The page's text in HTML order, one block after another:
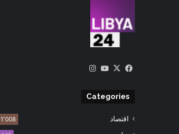
فيسبوك
‫X
‫YouTube
Categories
اقتصاد 1٬008